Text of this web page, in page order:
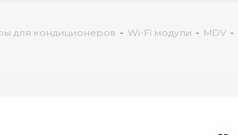
для кондиционеров - Wi-Fi модули - MDV -